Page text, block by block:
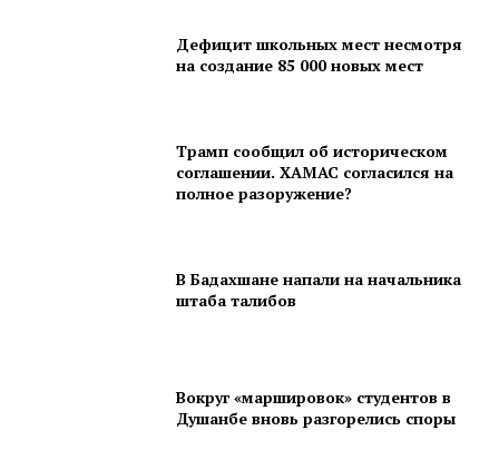
Дефицит школьных мест несмотря
на создание 85 000 новых мест
Трамп сообщил об историческом
соглашении. ХАМАС согласился на
полное разоружение?
В Бадахшане напали на начальника
штаба талибов
Вокруг «маршировок» студентов в
Душанбе вновь разгорелись споры